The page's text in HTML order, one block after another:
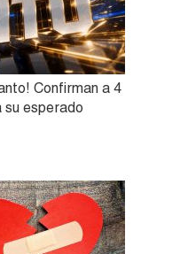
Confirman a 4
esperado